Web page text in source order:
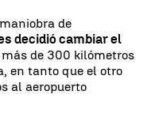
de
decidió cambiar el
más de 300 kilómetros
en tanto que el otro
al aeropuerto